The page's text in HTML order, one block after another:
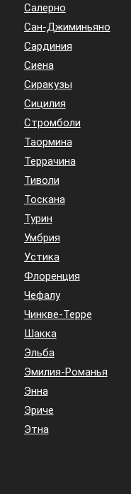
Салерно
Сан-Джиминьяно
Сардиния
Сиена
Сиракузы
Сицилия
Стромболи
Таормина
Террачина
Тиволи
Тоскана
Турин
Умбрия
Устика
Флоренция
Чефалу
Чинкве-Терре
Шакка
Эльба
Эмилия-Романья
Энна
Эриче
Этна